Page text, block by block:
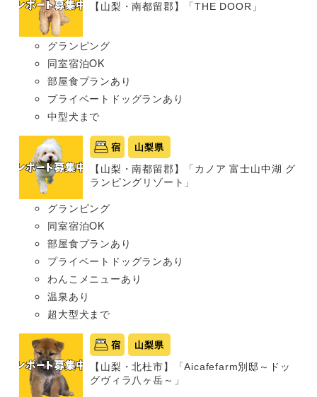
【山梨・南都留郡】「THE DOOR」
グランピング
同室宿泊OK
部屋食プランあり
プライベートドッグランあり
中型犬まで
宿 山梨県
【山梨・南都留郡】「カノア 富士山中湖 グ
ランピングリゾート」
グランピング
同室宿泊OK
部屋食プランあり
プライベートドッグランあり
わんこメニューあり
温泉あり
超大型犬まで
宿 山梨県
【山梨・北杜市】「Aicafefarm別邸～ドッ
グヴィラ八ヶ岳～」